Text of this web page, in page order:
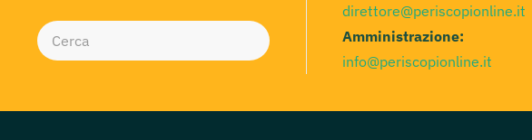
direttore@periscopionline.it
Amministrazione:
info@periscopionline.it